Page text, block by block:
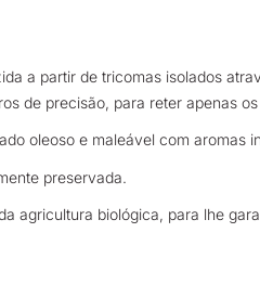
a partir de tricomas isolados
de precisão, para reter apenas
oleoso e maleável com aromas
preservada.
agricultura biológica, para lhe